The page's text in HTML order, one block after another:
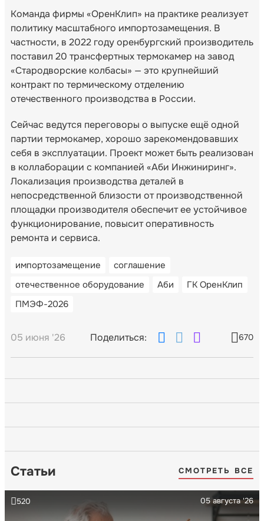
Команда фирмы «ОренКлип» на практике реализует
политику масштабного импортозамещения. В
частности, в 2022 году оренбургский производитель
поставил 20 трансфертных термокамер на завод
«Стародворские колбасы» — это крупнейший
контракт по термическому отделению
отечественного производства в России.
Сейчас ведутся переговоры о выпуске ещё одной
партии термокамер, хорошо зарекомендовавших
себя в эксплуатации. Проект может быть реализован
в коллаборации с компанией «Аби Инжиниринг».
Локализация производства деталей в
непосредственной близости от производственной
площадки производителя обеспечит ее устойчивое
функционирование, повысит оперативность
ремонта и сервиса.
импортозамещение
соглашение
отечественное оборудование
Аби
ГК ОренКлип
ПМЭФ-2026
05 июня '26 Поделиться: 670
Статьи СМОТРЕТЬ ВСЕ
05 августа '26
520